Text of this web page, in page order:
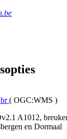
( OGC:WMS )
A1012,
en Dormaal